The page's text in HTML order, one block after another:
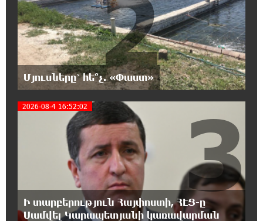
գյուղտեխնիկայից մինչև անվճար երթուղի. Անդրանիկ
Գևորգյան
18:25:05 7-08-2026
Թուրքական ապրանքանիշը դադարեցնում է
գործունեությունը Ռուսաստանում
18:08:44 7-08-2026
Դանակահարություն՝ Մասիսի
գազալցակայաններից մեկի մոտ.
կասկածյալը ձերբակալվել է
17:58:24 7-08-2026
Դատական նիստից հետո Մայր Տաճարում
Վեհափառ Հայրապետը աղոթք է հնչեցնում
ժողովրդի հետ
Մյուսները՝ հե՞չ. «Փաստ»
2
2026-08-4 16:52:02
Ի տարբերություն Հայփոստի, ՀԷՑ-ը
Սամվել Կարապետյանի կառավարման
3